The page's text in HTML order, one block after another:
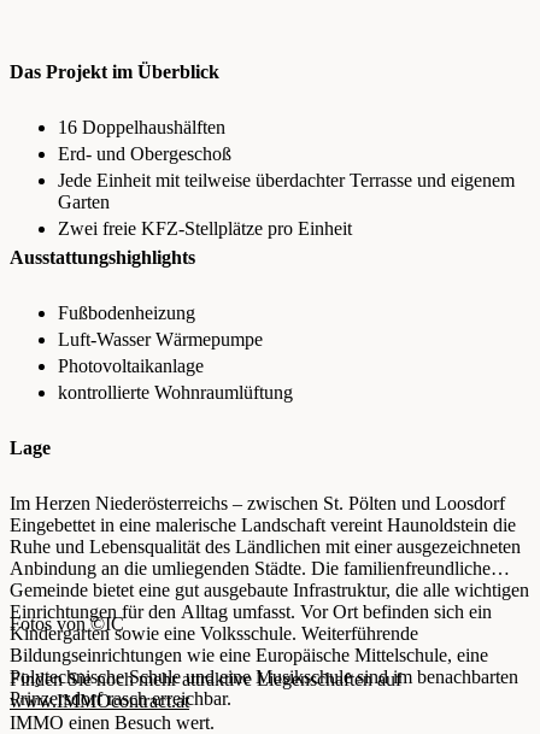
Das Projekt im Überblick
16 Doppelhaushälften
Erd- und Obergeschoß
Jede Einheit mit teilweise überdachter Terrasse und eigenem
Garten
Zwei freie KFZ-Stellplätze pro Einheit
Ausstattungshighlights
Fußbodenheizung
Luft-Wasser Wärmepumpe
Photovoltaikanlage
kontrollierte Wohnraumlüftung
Lage
Im Herzen Niederösterreichs – zwischen St. Pölten und Loosdorf
Eingebettet in eine malerische Landschaft vereint Haunoldstein die
Ruhe und Lebensqualität des Ländlichen mit einer ausgezeichneten
Anbindung an die umliegenden Städte. Die familienfreundliche
Gemeinde bietet eine gut ausgebaute Infrastruktur, die alle wichtigen
Einrichtungen für den Alltag umfasst. Vor Ort befinden sich ein
Kindergarten sowie eine Volksschule. Weiterführende
Bildungseinrichtungen wie eine Europäische Mittelschule, eine
Polytechnische Schule und eine Musikschule sind im benachbarten
Prinzersdorf rasch erreichbar.
Fotos von ©IC
Finden Sie noch mehr attraktive Liegenschaften auf
www.IMMOcontract.at
IMMO einen Besuch wert.